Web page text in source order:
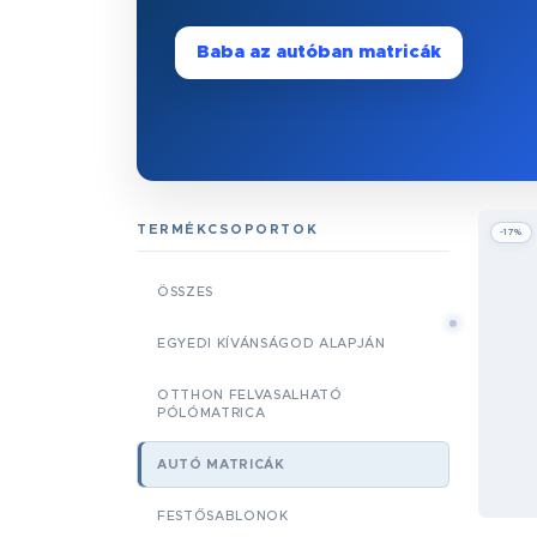
Baba az autóban matricák
TERMÉKCSOPORTOK
ÖSSZES
EGYEDI KÍVÁNSÁGOD ALAPJÁN
OTTHON FELVASALHATÓ
PÓLÓMATRICA
AUTÓ MATRICÁK
FESTŐSABLONOK
-17%